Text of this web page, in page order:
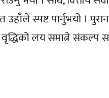
स्पष्ट पार्नुभयो ।
लय समात्ने संकल्प